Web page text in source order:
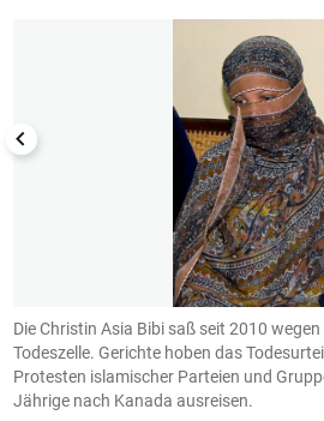
Die Christin Asia Bibi saß seit 2010
Todeszelle. Gerichte hoben das
Protesten islamischer Parteien und
Jährige nach Kanada ausreisen.